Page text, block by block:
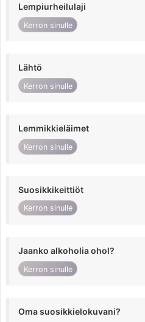
Lempiurheilulaji
Kerron sinulle
Lähtö
Kerron sinulle
Lemmikkieläimet
Kerron sinulle
Suosikkikeittiöt
Kerron sinulle
Jaanko alkoholia ohol?
Kerron sinulle
Oma suosikkielokuvani?